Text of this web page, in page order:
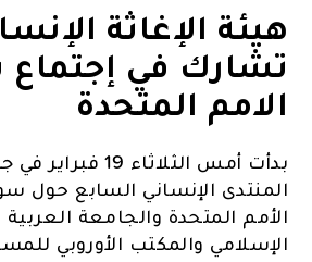
هيئة الإغاثة
تشارك في إجتماع
الامم المتحدة
بدأت أمس الثلاثاء 19
المنتدى الإنساني السابع حول
الأمم المتحدة والجامعة
الإسلامي والمكتب الأوروبي